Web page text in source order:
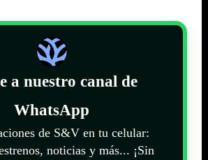
a nuestro canal de
WhatsApp
de S&V en tu celular:
noticias y más... ¡Sin